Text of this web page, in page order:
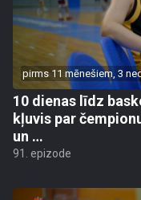
pirms 11 mēnešiem, 3
10 dienas līdz
kļuvis par
un …
91. epizode